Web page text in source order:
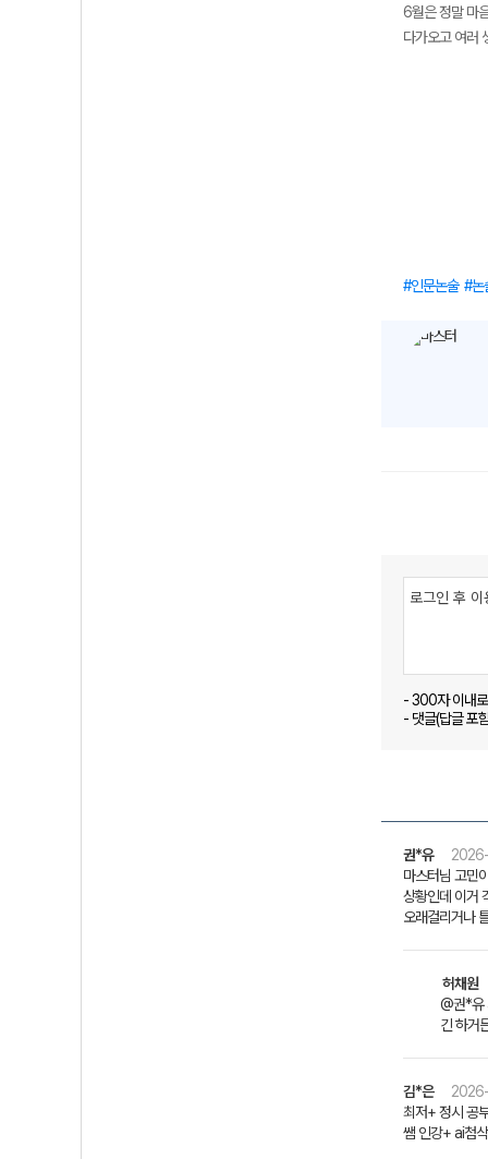
6월은 정말 마
다가오고 여러
인문논술 논
- 300자 이내
- 댓글(답글 포
권*유
마스터님 고민
상황인데 이거
오래걸리거나
허채원
@권*유
긴 하거
김*은
최저+ 정시 공
쌤 인강+ ai첨